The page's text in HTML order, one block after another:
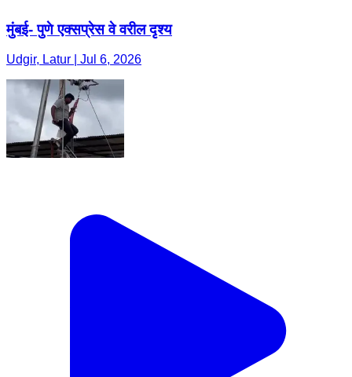
मुंबई- पुणे एक्सप्रेस वे वरील दृश्य
Udgir, Latur | Jul 6, 2026